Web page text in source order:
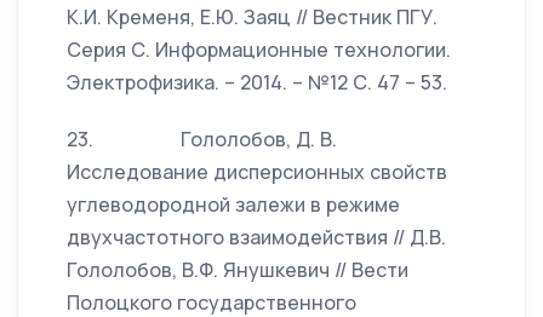
К.И. Кременя, Е.Ю. Заяц // Вестник ПГУ.
Серия С. Информационные технологии.
Электрофизика. – 2014. – №12 С. 47 – 53.
23. Гололобов, Д. В.
Исследование дисперсионных свойств
углеводородной залежи в режиме
двухчастотного взаимодействия // Д.В.
Гололобов, В.Ф. Янушкевич // Вести
Полоцкого государственного